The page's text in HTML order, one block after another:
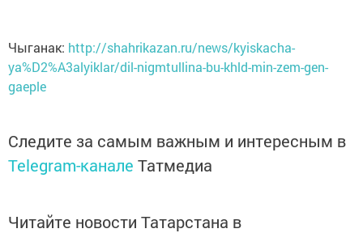
Чыганак: http://shahrikazan.ru/news/kyiskacha-
ya%D2%A3alyiklar/dil-nigmtullina-bu-khld-min-zem-gen-
gaeple
Следите за самым важным и интересным в
Telegram-канале Татмедиа
Читайте новости Татарстана в